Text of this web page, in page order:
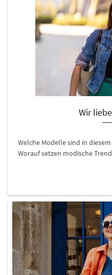
Wir
Welche Modelle sind in
Worauf setzen modische